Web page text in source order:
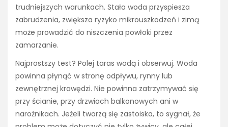
trudniejszych warunkach. Stała woda przyspiesza
zabrudzenia, zwiększa ryzyko mikrouszkodzeń i zimą
może prowadzić do niszczenia powłoki przez
zamarzanie.
Najprostszy test? Polej taras wodą i obserwuj. Woda
powinna płynąć w stronę odpływu, rynny lub
zewnętrznej krawędzi. Nie powinna zatrzymywać się
przy ścianie, przy drzwiach balkonowych ani w
narożnikach. Jeżeli tworzą się zastoiska, to sygnał, że